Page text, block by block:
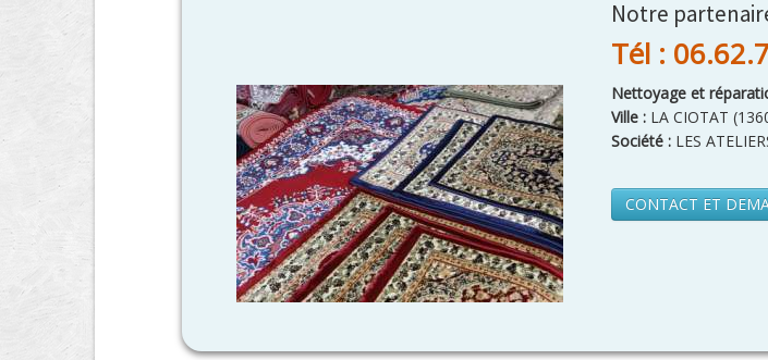
Notre
Tél :
Nettoyage et
Ville : LA CIOTAT (
Société : LES
CONTACT ET